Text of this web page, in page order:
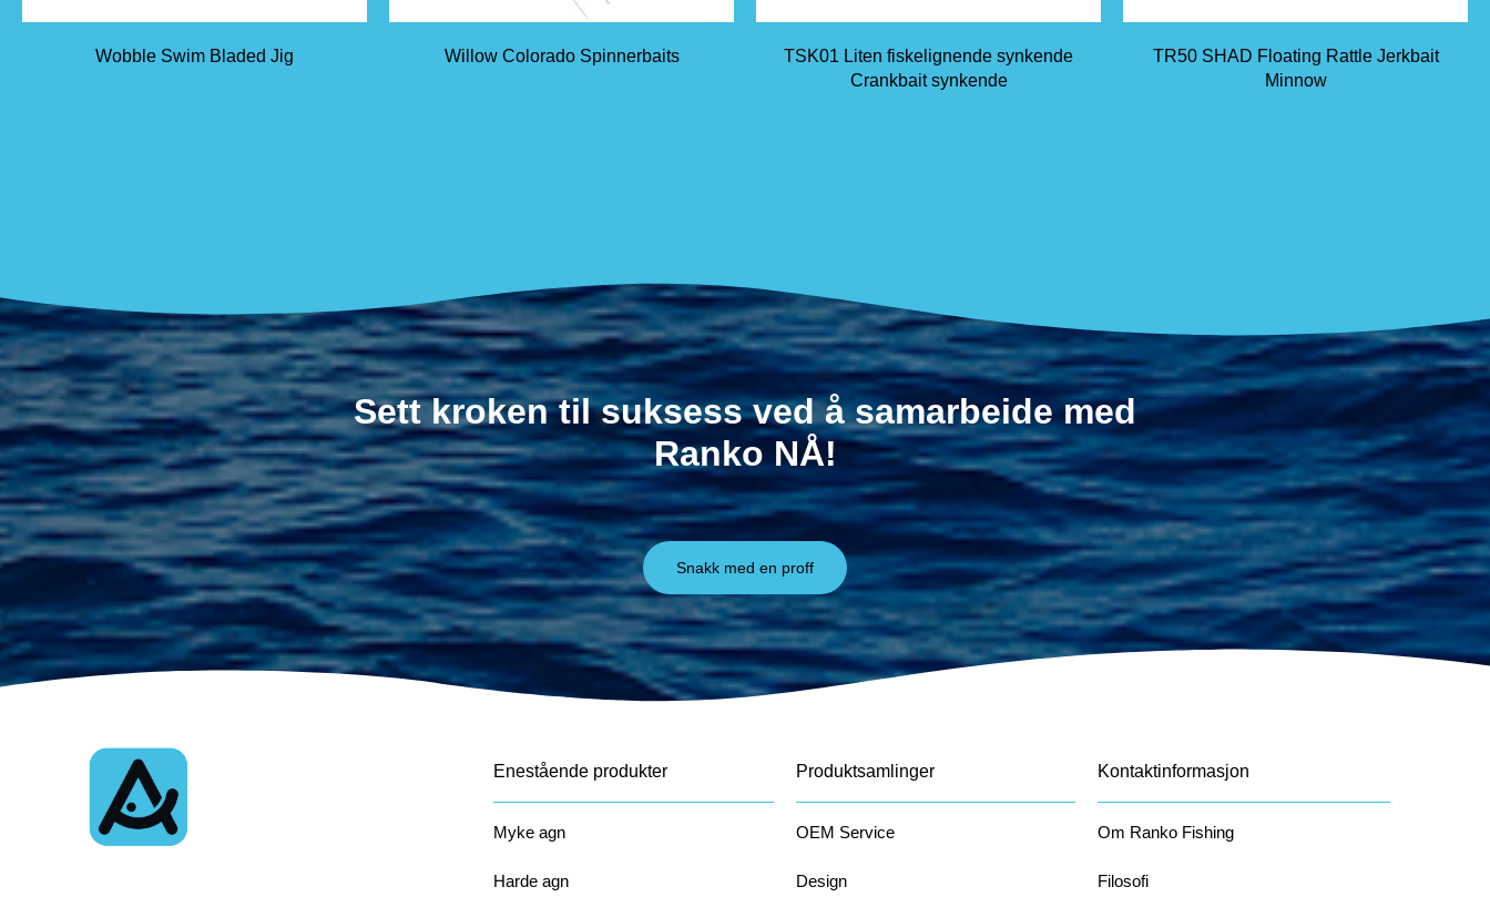
Wobble Swim Bladed Jig Willow Colorado Spinnerbaits
TSK01 Liten fiskelignende synkende
Crankbait synkende
TR50 SHAD Floating Rattle Jerkbait
Minnow
Sett kroken til suksess ved å samarbeide med
Ranko NÅ!
Snakk med en proff
Enestående produkter
Myke agn
Harde agn
Produktsamlinger
OEM Service
Design
Kontaktinformasjon
Om Ranko Fishing
Filosofi